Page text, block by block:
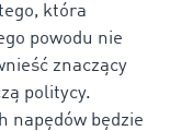
która
powodu nie
znaczący
politycy.
napędów będzie